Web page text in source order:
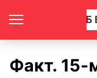
Факт. 15-